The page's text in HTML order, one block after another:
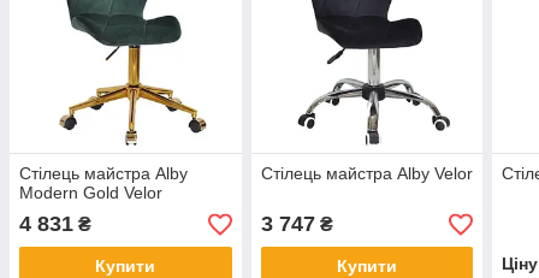
Стілець майстра Alby
Modern Gold Velor
4 831 ₴
Купити
Стілець майстра Alby Velor
3 747₴
Купити